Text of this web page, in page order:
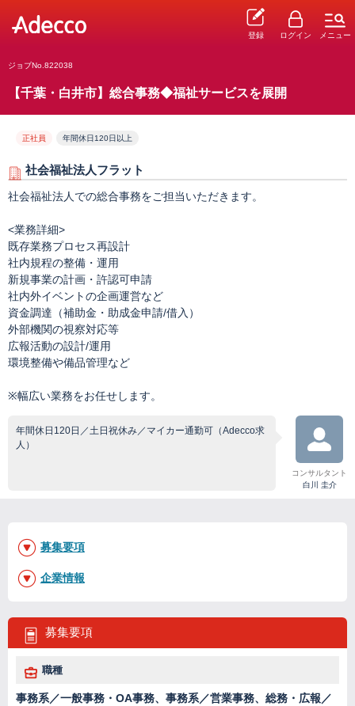
登録 ログイン メニュー
ジョブNo.822038
【千葉・白井市】総合事務◆福祉サービスを展開
正社員 年間休日120日以上
社会福祉法人フラット
社会福祉法人での総合事務をご担当いただきます。
<業務詳細>
既存業務プロセス再設計
社内規程の整備・運用
新規事業の計画・許認可申請
社内外イベントの企画運営など
資金調達（補助金・助成金申請/借入）
外部機関の視察対応等
広報活動の設計/運用
環境整備や備品管理など
※幅広い業務をお任せします。
年間休日120日／土日祝休み／マイカー通勤可（Adecco求
人）
コンサルタント
白川 圭介
募集要項
職種
事務系／一般事務・OA事務、事務系／営業事務、総務・広報／
募集要項
企業情報